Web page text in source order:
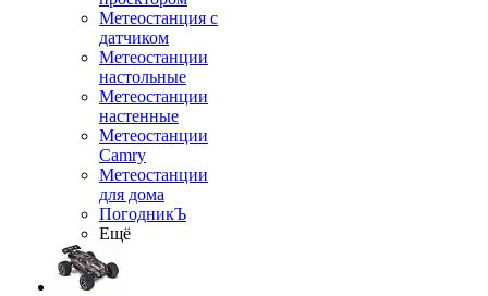
Метеостанция с
датчиком
Метеостанции
настольные
Метеостанции
настенные
Метеостанции
Camry
Метеостанции
для дома
ПогодникЪ
Ещё